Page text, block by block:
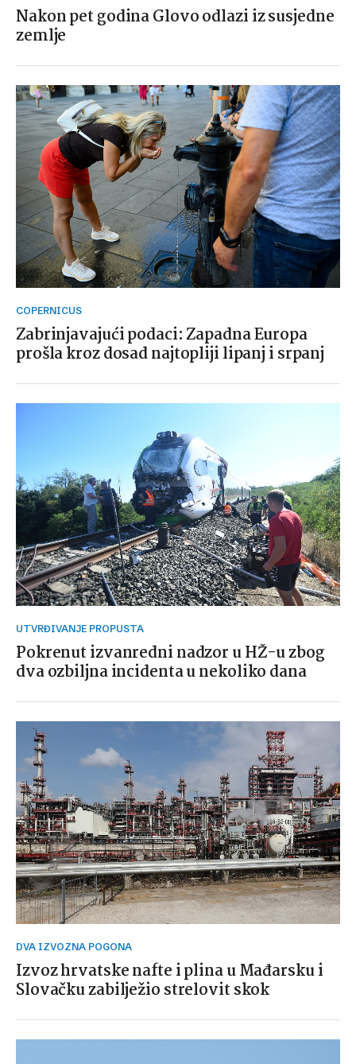
Nakon pet godina Glovo odlazi iz susjedne
zemlje
COPERNICUS
Zabrinjavajući podaci: Zapadna Europa
prošla kroz dosad najtopliji lipanj i srpanj
UTVRĐIVANJE PROPUSTA
Pokrenut izvanredni nadzor u HŽ-u zbog
dva ozbiljna incidenta u nekoliko dana
DVA IZVOZNA POGONA
Izvoz hrvatske nafte i plina u Mađarsku i
Slovačku zabilježio strelovit skok